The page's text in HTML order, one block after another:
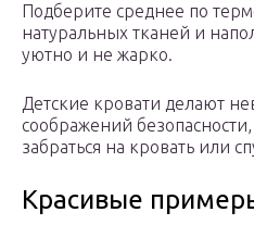
Подберите среднее по
натуральных тканей и
уютно и не жарко.
Детские кровати делают
соображений
забраться на кровать или
Красивые